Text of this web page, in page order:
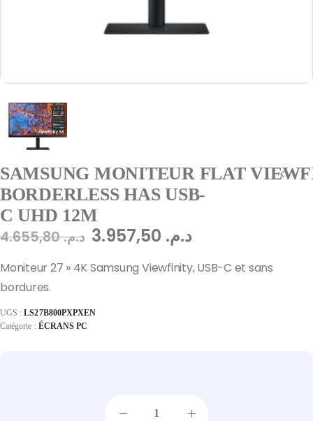
SAMSUNG MONITEUR FLAT
BORDERLESS HAS USB-
C UHD 12M
د.م.4.655,80 د.م.
Moniteur 27 » 4K Samsung Viewfinity, USB-C et sans
bordures.
UGS :LS27B800PXPXEN
Catégorie : ÉCRANS PC